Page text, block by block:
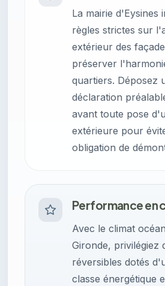
La mairie d'Eysines
règles strictes sur
extérieur des
préserver
quartiers. Déposez
déclaration
avant toute pose
extérieure pour
obligation de
Performance en
Avec le climat
Gironde, privilégiez
réversibles dotés
classe énergétique